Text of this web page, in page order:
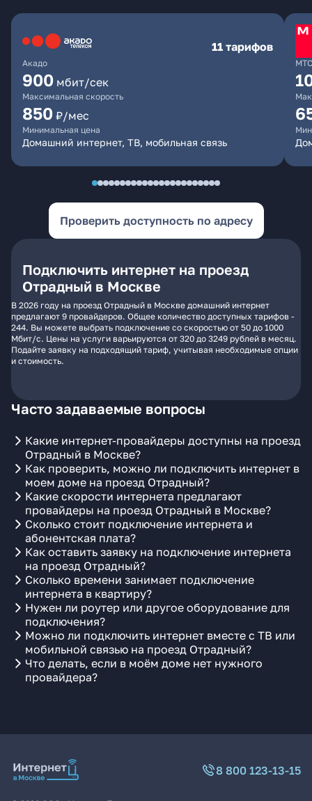
Акадо
11 тарифов
900 мбит/сек
Максимальная скорость
850 ₽/мес
Минимальная цена
Домашний интернет, ТВ, мобильная связь
МТС
Проверить доступность по адресу
Подключить интернет на проезд
Отрадный в Москве
В 2026 году на проезд Отрадный в Москве домашний интернет
предлагают 9 провайдеров. Общее количество доступных тарифов -
244. Вы можете выбрать подключение со скоростью от 50 до 1000
Мбит/с. Цены на услуги варьируются от 320 до 3249 рублей в месяц.
Подайте заявку на подходящий тариф, учитывая необходимые опции
и стоимость.
Часто задаваемые вопросы
Какие интернет-провайдеры доступны на проезд
Отрадный в Москве?
Как проверить, можно ли подключить интернет в
моем доме на проезд Отрадный?
Какие скорости интернета предлагают
провайдеры на проезд Отрадный в Москве?
Сколько стоит подключение интернета и
абонентская плата?
Как оставить заявку на подключение интернета
на проезд Отрадный?
Сколько времени занимает подключение
интернета в квартиру?
Нужен ли роутер или другое оборудование для
подключения?
Можно ли подключить интернет вместе с ТВ или
мобильной связью на проезд Отрадный?
Что делать, если в моём доме нет нужного
провайдера?
8 800 123-13-15